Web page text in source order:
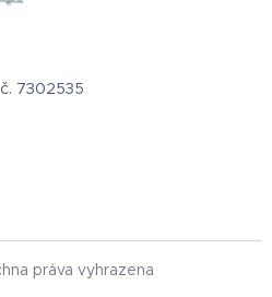
7302535
práva vyhrazena